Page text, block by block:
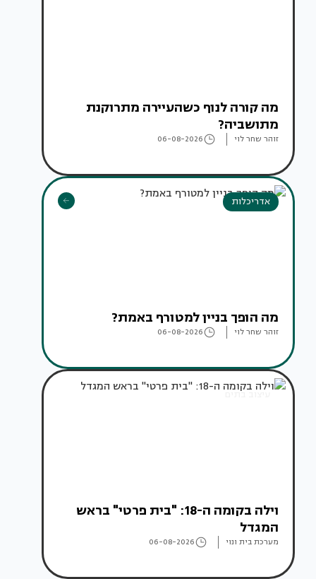
מה קורה לנוף כשהעיירה מתרוקנת
מתושביה?
זוהר שחר לוי 06-08-2026
אדריכלות
מה הופך בניין למטורף באמת?
זוהר שחר לוי 06-08-2026
עיצוב בתים
וילה בקומה ה-18: "בית פרטי" בראש
המגדל
מערכת בית ונוי 06-08-2026